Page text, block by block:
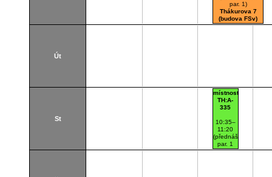
par. 1)
Thákurova 7
(budova FSv)
C208
Út
St
místnost
TH:A-
335
10:35–
11:20
(přednášková
par. 1
paralelka